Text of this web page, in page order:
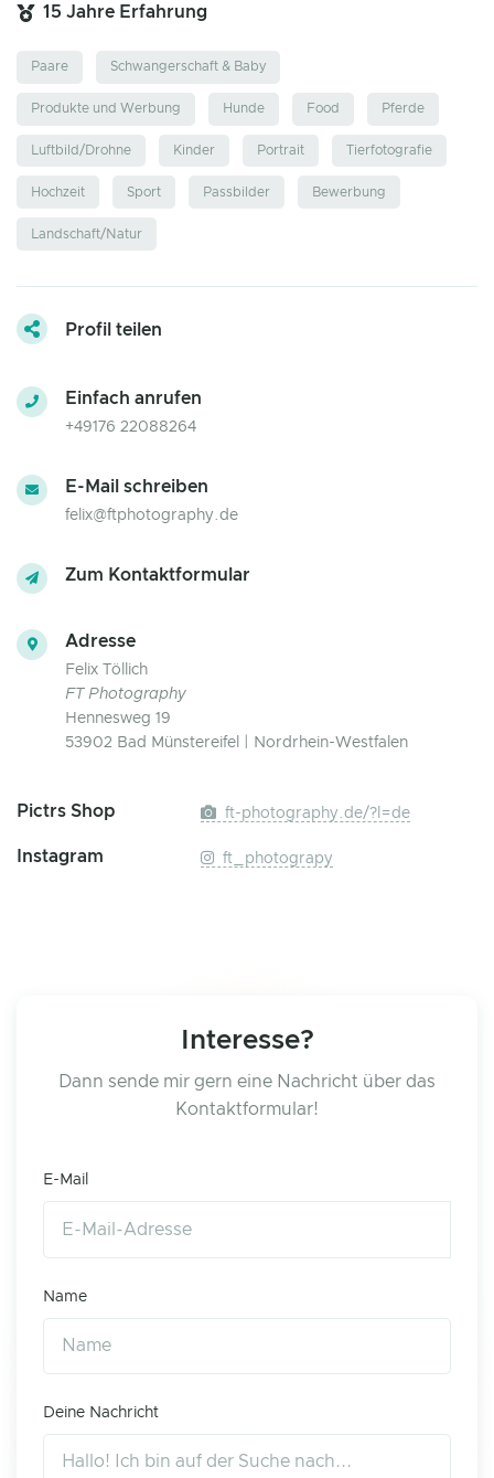
15 Jahre Erfahrung
Paare Schwangerschaft & Baby
Produkte und Werbung Hunde Food Pferde
Luftbild/Drohne Kinder Portrait Tierfotografie
Hochzeit Sport Passbilder Bewerbung
Landschaft/Natur
Profil teilen
Einfach anrufen
+49176 22088264
E-Mail schreiben
felix@ftphotography.de
Zum Kontaktformular
Adresse
Felix Töllich
FT Photography
Hennesweg 19
53902 Bad Münstereifel | Nordrhein-Westfalen
Pictrs Shop ft-photography.de/?l=de
Instagram ft_photograpy
Interesse?
Dann sende mir gern eine Nachricht über das
Kontaktformular!
E-Mail
Name
Deine Nachricht